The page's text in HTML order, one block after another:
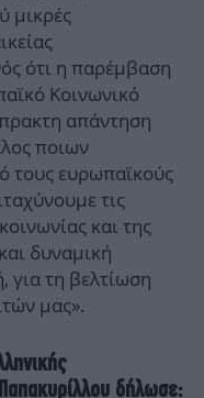
μικρές
ότι η παρέμβαση
Κοινωνικό
απάντηση
ποιων
τους ευρωπαϊκούς
τις
και της
δυναμική
για τη βελτίωση
μας».
δήλωσε: